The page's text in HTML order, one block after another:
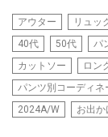
アウター リュッ
40代
50代 パ
カットソー
ロン
パンツ別コーディネ
2024A/W
お出か